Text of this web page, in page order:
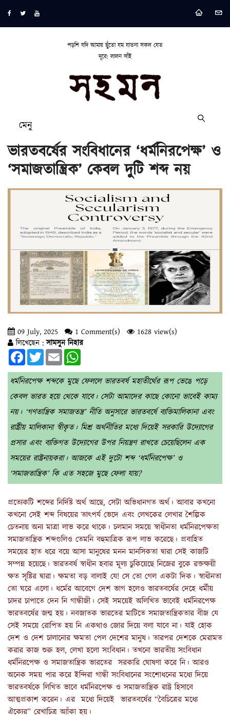
পড়শি যদি আমায় ছুঁতো যম যাতনা সকল যেত
দূরে: লালন সাঁই
মেনু
ভারতবর্ষের সংবিধানের ‘ধর্মনিরপেক্ষ’ ও
‘সমাজতান্ত্রিক’ কেবল দুটি শব্দ নয়
09 July, 2025 1 Comment(s)
1628 view(s)
লিখেছেন :সামসুন নিহার
FacebookTwitterEmail
ধর্মনিরপেক্ষ শব্দকে মুছে ফেললে ভারতবর্ষ মহাতীর্থের রূপ ভেঙে পড়ে
কেবল ভারত হয়ে থেকে যাবে। সেটা আমাদের কাছে কোনো ভাবেই কাম্য
নয়। ‘গণতান্ত্রিক সমাজতন্ত্র’ নীতি অনুসারে ভারতবর্ষে ব্যক্তিমালিকানা এবং
রাষ্ট্রীয় মালিকানা স্বীকৃত। মিশ্র অর্থনীতির মধ্যে দিয়েই সরকারি উদ্যোগের
প্রসার এবং ব্যক্তিগত উদ্যোগের উপর নিয়ন্ত্রণ রাখতে চেয়েছিলেন এক
সময়ের রাষ্ট্রনায়করা। আজকে এই দুটো শব্দ ‘ধর্মনিরপেক্ষ’ ও
‘সমাজতান্ত্রিক’ কি এত সহজে মুছে ফেলা যায়?
প্রত্যেকটি শব্দের নির্দিষ্ট অর্থ আছে, সেটা অভিধানগত অর্থ। আবার কখনো
কখনো সেই শব্দ বিষয়ের তাৎপর্য ভেদে এবং লেখকের লেখার শৈল্পিক
চেতনায় অন্য মাত্রা লাভ করে থাকে। চলমান সময়ে স্বাধীনতা ধর্মনিরপেক্ষতা
সমাজতান্ত্রিক শব্দগুলিও তেমনি বহুমাত্রিক রূপ লাভ করেছে। প্রবাহিত
সময়ের হাত ধরে বয়ে আসা মানুষের মনন মানসিকতা দ্বারা সেই কাজটি
সম্পন্ন হয়েছে। ভারতবর্ষ স্বাধীন হবার মূল্য চুকিয়েছে নিজের বুকে রক্তক্ষয়ী
ক্ষত সৃষ্টির দ্বারা। ক্ষমতা বড় বালাই যে! সে তো গেল একটা দিক। স্বাধীনতা
তো ঘরে এলো। ধর্মের আবেগে দেশ ভাগ হলেও ভারতবর্ষের দেহে ধর্মীয়
চাদর চাপাতে দেন নি গান্ধীজী। সেই সময়েই অলিখিত ভাবেই ধর্মনিরপেক্ষ
ভারতবর্ষের জন্ম হয়। নবজাতক ভারতের মাটিতে সমাজতান্ত্রিকতার বীজ যে
সেই সময়ে রোপিত হয় নি একথাও জোর দিয়ে বলা যাবে না। যাই হোক
দেশ ও দেশ চালানোর ক্ষমতা পেল দেশের মানুষ। তারপর দেশকে মেরামত
করার কাজ শুরু হল, লেখা হলো সংবিধান। তখনো ভারতীয় সংবিধান
ধর্মনিরপেক্ষ ও সমাজতান্ত্রিক ভারতের সরকারি ঘোষণা করে নি। আরও
অনেক সময় পার করে ইন্দিরা গান্ধী সংবিধানের সংশোধনের মধ্যে দিয়ে
ভারতবর্ষকে লিখিত ভাবে ধর্মনিরপেক্ষ ও সমাজতান্ত্রিক রাষ্ট্র হিসাবে
আত্মপ্রকাশ করেন। এর মধ্যে দিয়েই ভারতবর্ষের “বৈচিত্রের মধ্যে
ঐক্যের” রেখাচিত্র আাঁকা হয়।